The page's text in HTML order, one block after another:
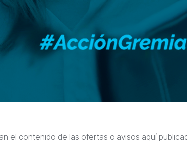
el contenido de las ofertas o avisos aquí